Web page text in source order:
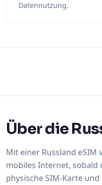
Datennutzung.
Über die
Mit einer Russland eSIM
mobiles Internet,
physische SIM-Karte